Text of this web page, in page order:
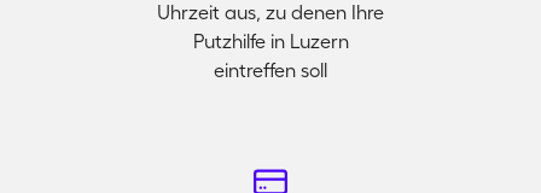
Uhrzeit aus, zu denen Ihre
Putzhilfe in Luzern
eintreffen soll